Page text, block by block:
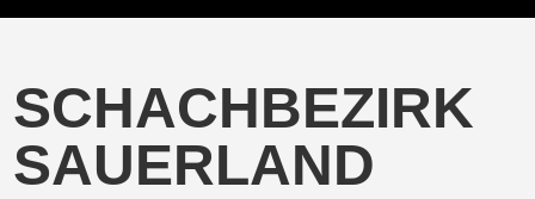
SCHACHBEZIRK
SAUERLAND